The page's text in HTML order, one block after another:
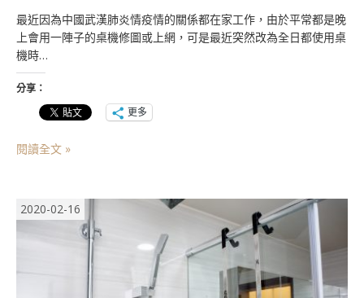
最近因為中國武漢肺炎情疫情的關係都在家工作，由於平常都是晚
上會用一陣子的桌機修圖或上網，可是最近突然改為全日都使用桌
機時…
分享：
更多
閱讀全文 »
2020-02-16